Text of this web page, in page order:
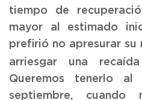
tiempo de
mayor al estimado
prefirió no apresurar su
arriesgar una
Queremos tenerlo
septiembre, cuando